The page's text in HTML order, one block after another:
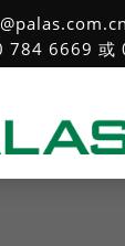
784 6669